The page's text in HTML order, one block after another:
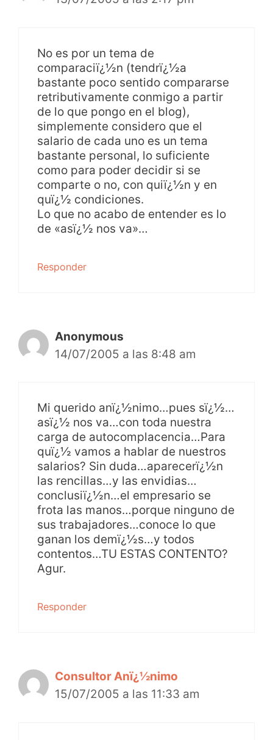
No es por un tema de
comparaciï¿½n (tendrï¿½a
bastante poco sentido compararse
retributivamente conmigo a partir
de lo que pongo en el blog),
simplemente considero que el
salario de cada uno es un tema
bastante personal, lo suficiente
como para poder decidir si se
comparte o no, con quiï¿½n y en
quï¿½ condiciones.
Lo que no acabo de entender es lo
de «asï¿½ nos va»…
Responder
Anonymous
14/07/2005 a las 8:48 am
Mi querido anï¿½nimo…pues sï¿½…
asï¿½ nos va…con toda nuestra
carga de autocomplacencia…Para
quï¿½ vamos a hablar de nuestros
salarios? Sin duda…aparecerï¿½n
las rencillas…y las envidias…
conclusiï¿½n…el empresario se
frota las manos…porque ninguno de
sus trabajadores…conoce lo que
ganan los demï¿½s…y todos
contentos…TU ESTAS CONTENTO?
Agur.
Responder
Consultor Anï¿½nimo
15/07/2005 a las 11:33 am